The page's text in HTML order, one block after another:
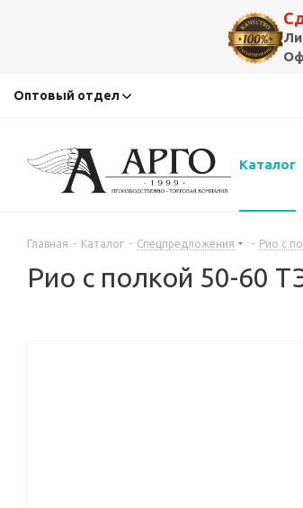
Оптовый отдел
Каталог
Главная - Каталог - Спецпредложения - Рио с
Рио с полкой 50-60